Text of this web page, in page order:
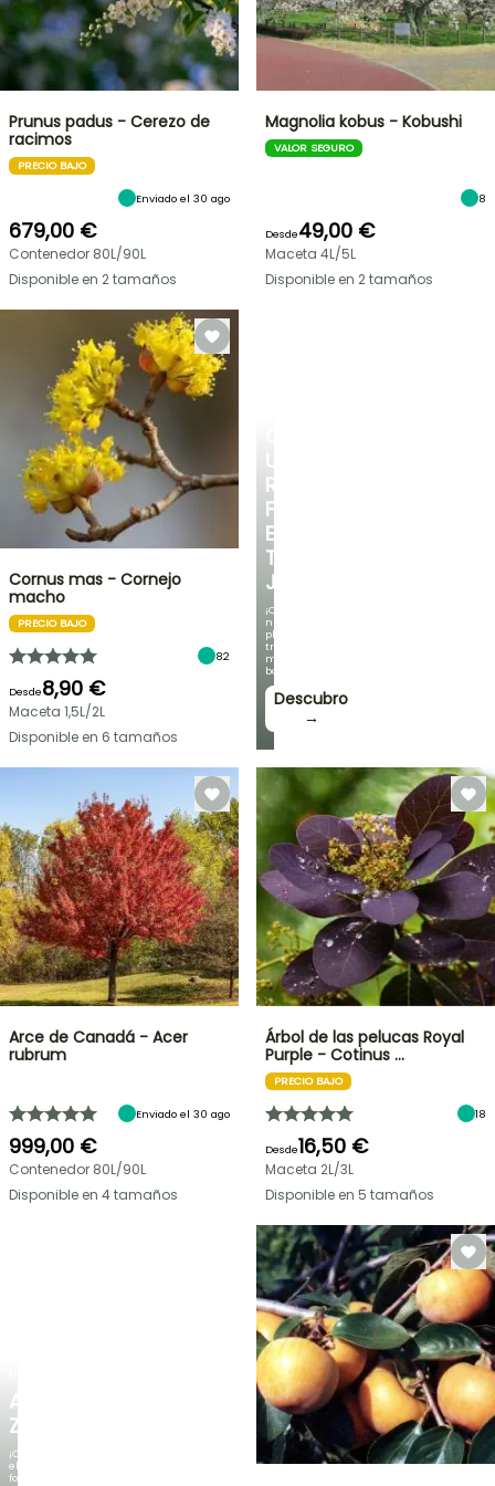
UN
RINCÓN
FRESCO
EN
TU
JARDÍN
¡Con
nuestras
plantas
trepadoras
más
bonitas!
Descubro
→
AGAPANTHUS
ZAMBEZI
¡Cuando
el
follaje
Prunus padus - Cerezo de
racimos
PRECIO BAJO
Enviado el 30 ago
679,00 €
Contenedor 80L/90L
Disponible en 2 tamaños
Magnolia kobus - Kobushi
VALOR SEGURO
8
Desde49,00 €
Maceta 4L/5L
Disponible en 2 tamaños
Cornus mas - Cornejo
macho
PRECIO BAJO
82
Desde8,90 €
Maceta 1,5L/2L
Disponible en 6 tamaños
Arce de Canadá - Acer
rubrum
Enviado el 30 ago
999,00 €
Contenedor 80L/90L
Disponible en 4 tamaños
Árbol de las pelucas Royal
Purple - Cotinus …
PRECIO BAJO
18
Desde16,50 €
Maceta 2L/3L
Disponible en 5 tamaños